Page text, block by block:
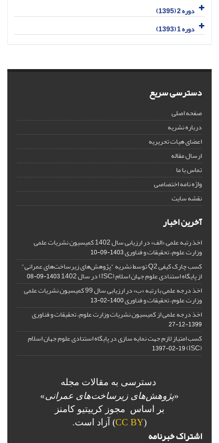
دوره 2 (1395)
دوره 1 (1393)
دسترسی سریع
صفحه اصلی
درباره نشریه
اعضای هیات تحریریه
ارسال مقاله
تماس با ما
واژه نامه اختصاصی
نقشه سایت
آخرین اخبار
اخذ رتبه علمی «الف» در ارزیابی سال 1402 کمیسیون نشریات علمی
وزارت علوم، تحقیقات و فناوری1403-09-10
کسب چارک کیفی Q2 توسط نشریه "پژوهش‌های زیرساخت‌های عمرانی"
از پایگاه استنادی علوم جهان اسلام (ISC) در سال 1402 1403-09-08
اخذ درجه علمی با رتبه «ب» در ارزیابی سال 99 کمیسیون نشریات علمی
وزارت علوم، تحقیقات و فناوری1400-02-13
اخذ درجه علمی از کمیسیون نشریات وزارت علوم، تحقیقات و فناوری
1399-12-27
کسب امتیاز لازم جهت نمایه سازی در پایگاه استنادی علوم جهان اسلام
(ISC)
1397-02-19
دسترسی به مقالات مجله
«پژوهش‌های زیرساخت‌های عمرانی»
بر اساس مجوز کرییتیو کامنز
(
CC BY) آزاد است.
اشتراک خبرنامه